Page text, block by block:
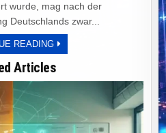
wurde, mag nach der
Deutschlands zwar...
READINGPLANWIRTSCHAFT
UND
DEUTSCHLANDS
WEG
WIRTSCHAFTLICHEN
NIEDERGANG
Articles